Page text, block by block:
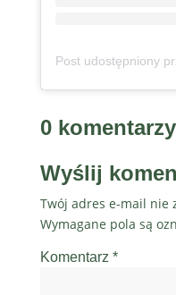
0 komentarzy
Wyślij
Twój adres e-mail nie
Wymagane pola są
Komentarz *